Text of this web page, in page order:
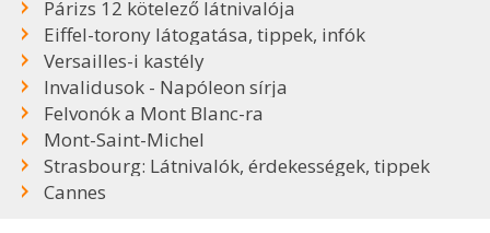
Párizs 12 kötelező látnivalója
Eiffel-torony látogatása, tippek, infók
Versailles-i kastély
Invalidusok - Napóleon sírja
Felvonók a Mont Blanc-ra
Mont-Saint-Michel
Strasbourg: Látnivalók, érdekességek, tippek
Cannes